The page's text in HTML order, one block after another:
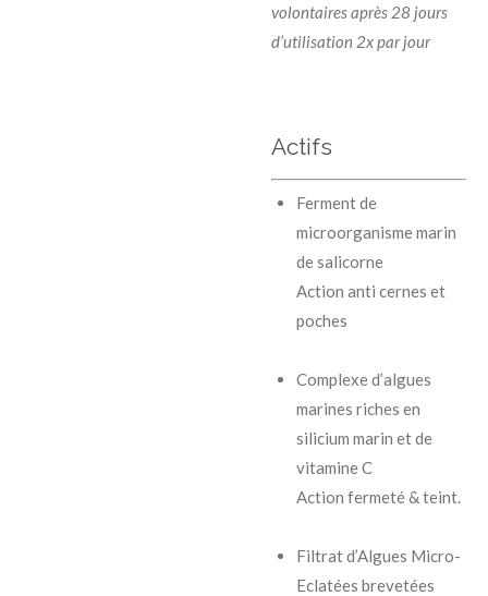
volontaires après 28 jours
d’utilisation 2x par jour
Actifs
Ferment de
microorganisme marin
de salicorne
Action anti cernes et
poches
Complexe d’algues
marines riches en
silicium marin et de
vitamine C
Action fermeté & teint.
Filtrat d’Algues Micro-
Eclatées brevetées